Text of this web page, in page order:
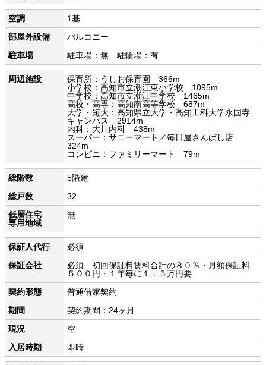
空調
1基
部屋外設備
バルコニー
駐車場
駐車場：無 駐輪場：有
周辺施設
保育所：うしお保育園 366m
小学校：高知市立潮江東小学校 1095m
中学校：高知市立潮江中学校 1465m
高校・高専：高知南高等学校 687m
大学・短大：高知県立大学・高知工科大学永国寺
キャンパス 2914m
内科：大川内科 438m
スーパー：サニーマート／毎日屋さんばし店
324m
コンビニ：ファミリーマート 79m
総階数
5階建
総戸数
32
低層住宅
専用地域
無
保証人代行
必須
保証会社
必須 初回保証料賃料合計の８０％・月額保証料
５００円・１年毎に１．５万円要
契約形態
普通借家契約
期間
契約期間：24ヶ月
現況
空
入居時期
即時